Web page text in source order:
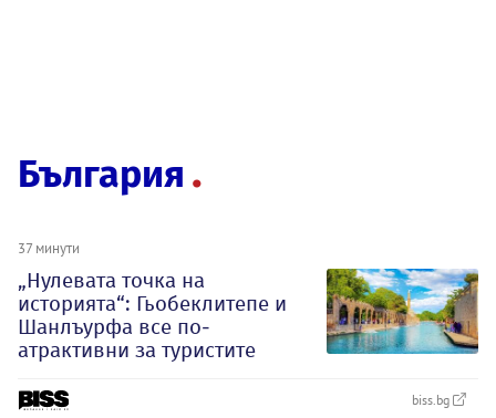
България
37 минути
„Нулевата точка на
историята“: Гьобеклитепе и
Шанлъурфа все по-
атрактивни за туристите
biss.bg